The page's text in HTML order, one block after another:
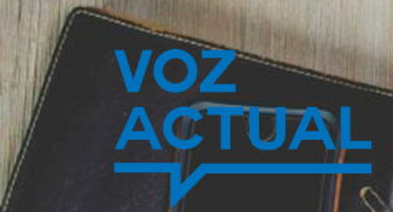
contenido